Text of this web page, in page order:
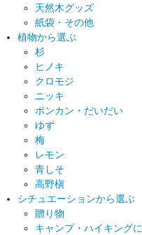
天然木グッズ
紙袋・その他
植物から選ぶ
杉
ヒノキ
クロモジ
ニッキ
ポンカン・だいだい
ゆず
梅
レモン
青しそ
高野槇
シチュエーションから選ぶ
贈り物
キャンプ・ハイキングに